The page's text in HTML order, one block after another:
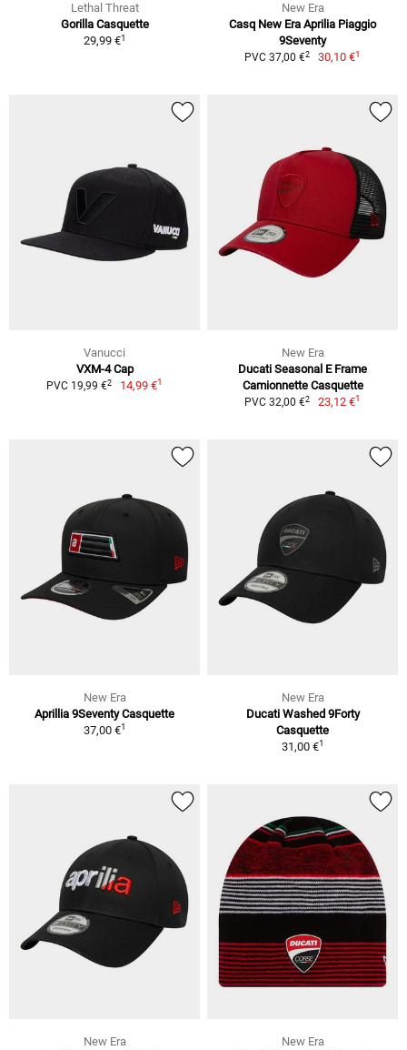
Lethal Threat
Gorilla Casquette
29,99 €1
New Era
Casq New Era Aprilia Piaggio
9Seventy
PVC 37,00 €2 30,10 €1
Vanucci
VXM-4 Cap
PVC 19,99 €2 14,99 €1
New Era
Ducati Seasonal E Frame
Camionnette Casquette
PVC 32,00 €2 23,12 €1
New Era
Aprillia 9Seventy Casquette
37,00 €1
New Era
Ducati Washed 9Forty
Casquette
31,00 €1
New Era
New Era